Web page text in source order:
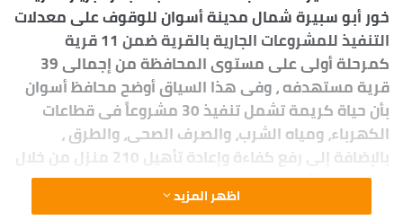
خور أبو سبيرة شمال مدينة أسوان للوقوف على معدلات
التنفيذ للمشروعات الجارية بالقرية ضمن 11 قرية
كمرحلة أولى على مستوى المحافظة من إجمالى 39
قرية مستهدفه ، وفى هذا السياق أوضح محافظ أسوان
بأن حياة كريمة تشمل تنفيذ 30 مشروعاً فى قطاعات
الكهرباء، ومياه الشرب، والصرف الصحى، والطرق ،
بالإضافة إلى رفع كفاءة وإعادة تأهيل 210 منزل من خلال
الجمعيات الأهلية بنسبة مساهمة 20 % ، فيما بلغت
نسبة مساهمة الدولة 80%، كما تم تأهيل عدد من
اظهر المزيد